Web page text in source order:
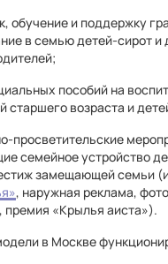
обучение и поддержку
в семью детей-сирот и
пособий на
старшего возраста и
просветительские
семейное устройство
замещающей семьи
, наружная реклама,
«Крылья аиста»).
в Москве